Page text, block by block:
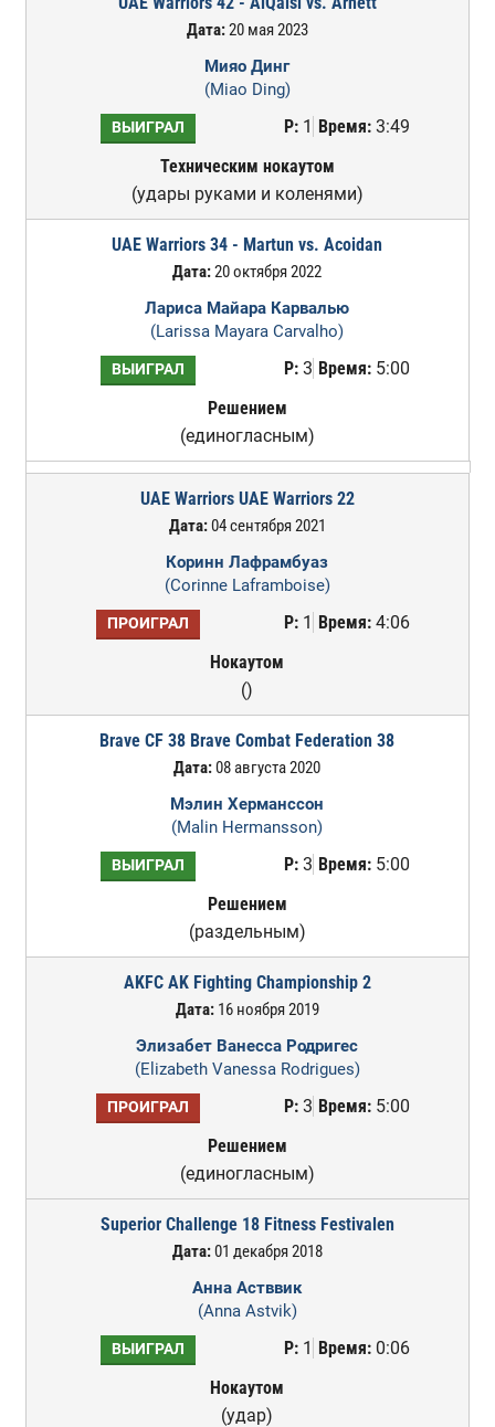
Дата:20 мая 2023
Мияо Динг
(Miao Ding)
ВЫИГРАЛ Р:1 Время:3:49
Техническим нокаутом
(удары руками и коленями)
UAE Warriors 34 - Martun vs. Acoidan
Дата:20 октября 2022
Лариса Майара Карвалью
(Larissa Mayara Carvalho)
ВЫИГРАЛ Р:3 Время:5:00
Решением
(единогласным)
UAE Warriors UAE Warriors 22
Дата:04 сентября 2021
Коринн Лафрамбуаз
(Corinne Laframboise)
ПРОИГРАЛ Р:1 Время:4:06
Нокаутом
()
Brave CF 38 Brave Combat Federation 38
Дата:08 августа 2020
Мэлин Херманссон
(Malin Hermansson)
ВЫИГРАЛ Р:3 Время:5:00
Решением
(раздельным)
AKFC AK Fighting Championship 2
Дата:16 ноября 2019
Элизабет Ванесса Родригес
(Elizabeth Vanessa Rodrigues)
ПРОИГРАЛ Р:3 Время:5:00
Решением
(единогласным)
Superior Challenge 18 Fitness Festivalen
Дата:01 декабря 2018
Анна Астввик
(Anna Astvik)
ВЫИГРАЛ Р:1 Время:0:06
Нокаутом
(удар)